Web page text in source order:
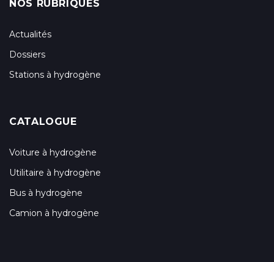
NOS RUBRIQUES
Actualités
Dossiers
Stations à hydrogène
CATALOGUE
Voiture à hydrogène
Utilitaire à hydrogène
Bus à hydrogène
Camion à hydrogène